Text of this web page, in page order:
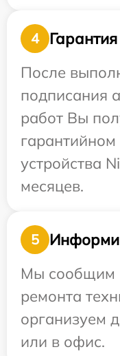
4
Гарантия
После
подписания
работ Вы
устройства
месяцев.
5
Мы сообщим
ремонта
организуем
или в офис.